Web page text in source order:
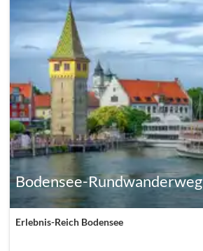
Bodensee-Rundwanderweg
Erlebnis-Reich Bodensee